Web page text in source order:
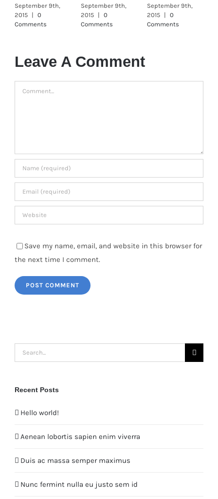
September 9th,
2015
Comments
September 9th,
2015
Comments
2015
| 0
Comments
Leave A Comment
Save my name, email, and website in this browser for
the next time I comment.
Search
for:
Recent Posts
Hello world!
Aenean lobortis sapien enim viverra
Duis ac massa semper maximus
Nunc fermint nulla eu justo sem id